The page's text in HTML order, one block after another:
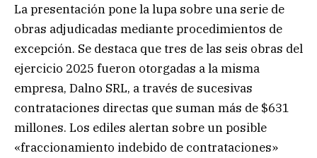
La presentación pone la lupa sobre una serie de
obras adjudicadas mediante procedimientos de
excepción. Se destaca que tres de las seis obras del
ejercicio 2025 fueron otorgadas a la misma
empresa, Dalno SRL, a través de sucesivas
contrataciones directas que suman más de $631
millones. Los ediles alertan sobre un posible
«fraccionamiento indebido de contrataciones»